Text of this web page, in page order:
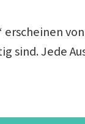
sind. Jede